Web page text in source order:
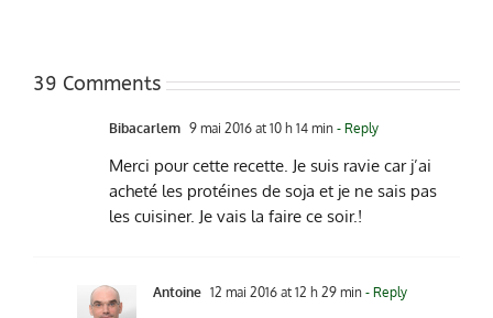
39 Comments
Bibacarlem 9 mai 2016 at 10 h 14 min - Reply
Merci pour cette recette. Je suis ravie car j’ai
acheté les protéines de soja et je ne sais pas
les cuisiner. Je vais la faire ce soir.!
Antoine 12 mai 2016 at 12 h 29 min - Reply